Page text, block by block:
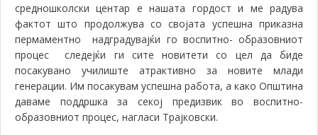
средношколски центар е нашата гордост и ме радува
фактот што продолжува со својата успешна приказна
пермаментно надградувајќи го воспитно- образовниот
процес следејќи ги сите новитети со цел да биде
посакувано училиште атрактивно за новите млади
генерации. Им посакувам успешна работа, а како Општина
даваме поддршка за секој предизвик во воспитно-
образовниот процес, нагласи Трајковски.